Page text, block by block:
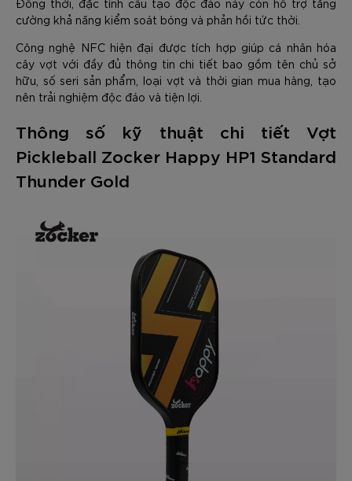
Đồng thời, đặc tính cấu tạo độc đáo này còn hỗ trợ tăng
cường khả năng kiểm soát bóng và phản hồi tức thời.
Công nghệ NFC hiện đại được tích hợp giúp cá nhân hóa
cây vợt với đầy đủ thông tin chi tiết bao gồm tên chủ sở
hữu, số seri sản phẩm, loại vợt và thời gian mua hàng, tạo
nên trải nghiệm độc đáo và tiện lợi.
Thông số kỹ thuật chi tiết Vợt
Pickleball Zocker Happy HP1 Standard
Thunder Gold